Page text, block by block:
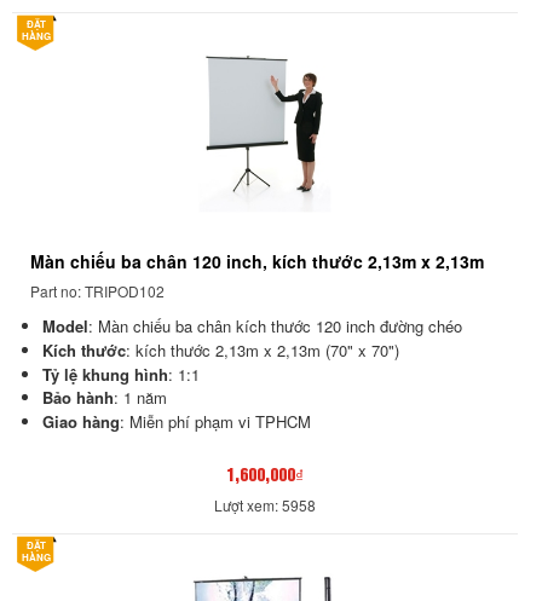
ĐẶT
HÀNG
Màn chiếu ba chân 120 inch, kích thước 2,13m x 2,13m
Part no: TRIPOD102
Model: Màn chiếu ba chân kích thước 120 inch đường chéo
Kích thước: kích thước 2,13m x 2,13m (70" x 70")
Tỷ lệ khung hình: 1:1
Bảo hành: 1 năm
Giao hàng: Miễn phí phạm vi TPHCM
1,600,000₫
Lượt xem: 5958
ĐẶT
HÀNG